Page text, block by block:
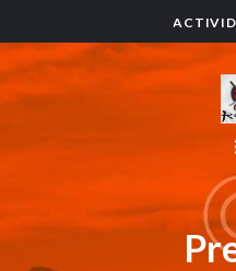
HOME
CONTACTO